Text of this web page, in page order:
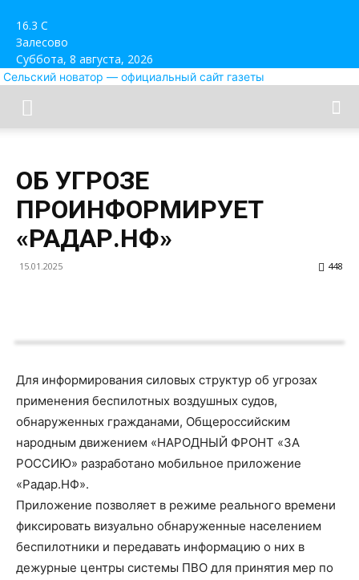
16.3 C
Залесово
Суббота, 8 августа, 2026
Сельский новатор — официальный сайт газеты
ОБ УГРОЗЕ
ПРОИНФОРМИРУЕТ
«РАДАР.НФ»
15.01.2025 448
Для информирования силовых структур об угрозах
применения беспилотных воздушных судов,
обнаруженных гражданами, Общероссийским
народным движением «НАРОДНЫЙ ФРОНТ «ЗА
РОССИЮ» разработано мобильное приложение
«Радар.НФ».
Приложение позволяет в режиме реального времени
фиксировать визуально обнаруженные населением
беспилотники и передавать информацию о них в
дежурные центры системы ПВО для принятия мер по